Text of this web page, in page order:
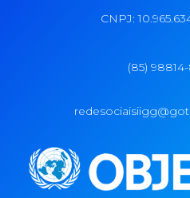
CNPJ:
(85) 98814-